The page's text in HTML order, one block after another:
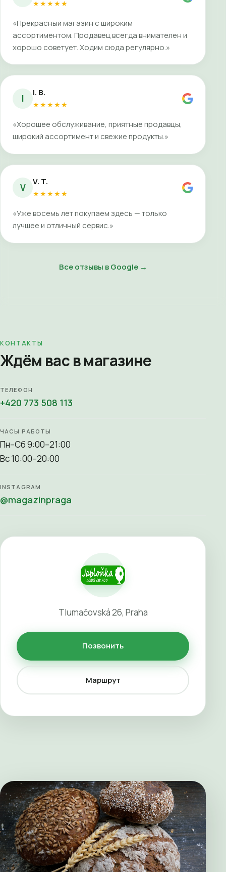
★★★★★
«Прекрасный магазин с широким
ассортиментом. Продавец всегда внимателен и
хорошо советует. Ходим сюда регулярно.»
I I. B.
★★★★★
«Хорошее обслуживание, приятные продавцы,
широкий ассортимент и свежие продукты.»
V V. T.
★★★★★
«Уже восемь лет покупаем здесь — только
лучшее и отличный сервис.»
Все отзывы в Google →
КОНТАКТЫ
Ждём вас в магазине
ТЕЛЕФОН
+420 773 508 113
ЧАСЫ РАБОТЫ
Пн–Сб 9:00–21:00
Вс 10:00–20:00
INSTAGRAM
@magazinpraga
Tlumačovská 26, Praha
Позвонить
Маршрут